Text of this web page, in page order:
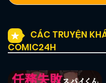
CÁC TRUYỆN
COMIC24H